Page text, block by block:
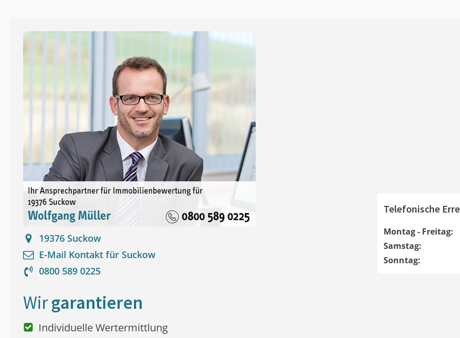
19376 Suckow
E-Mail Kontakt für Suckow
0800 589 0225
Telefonische
Montag - Freitag:
Samstag:
Sonntag:
Wirgarantieren
Individuelle Wertermittlung